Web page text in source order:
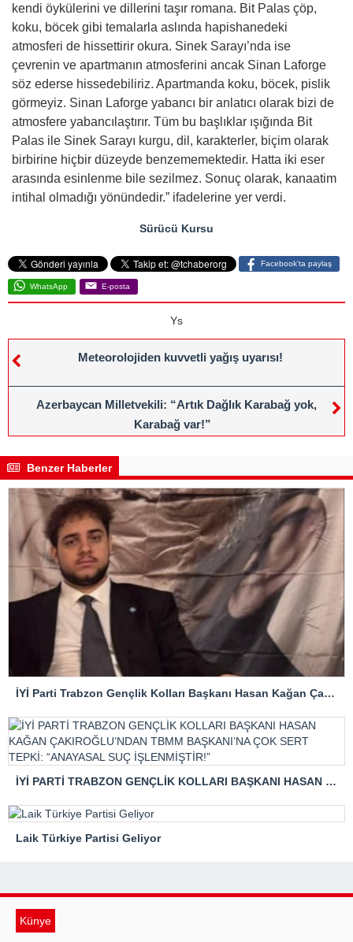
kendi öykülerini ve dillerini taşır romana. Bit Palas çöp,
koku, böcek gibi temalarla aslında hapishanedeki
atmosferi de hissettirir okura. Sinek Sarayı’nda ise
çevrenin ve apartmanın atmosferini ancak Sinan Laforge
söz ederse hissedebiliriz. Apartmanda koku, böcek, pislik
görmeyiz. Sinan Laforge yabancı bir anlatıcı olarak bizi de
atmosfere yabancılaştırır. Tüm bu başlıklar ışığında Bit
Palas ile Sinek Sarayı kurgu, dil, karakterler, biçim olarak
birbirine hiçbir düzeyde benzememektedir. Hatta iki eser
arasında esinlenme bile sezilmez. Sonuç olarak, kanaatim
intihal olmadığı yönündedir.” ifadelerine yer verdi.
Sürücü Kursu
Facebook'ta paylaş
WhatsApp E-posta
Ys
Meteorolojiden kuvvetli yağış uyarısı!
Azerbaycan Milletvekili: “Artık Dağlık Karabağ yok,
Karabağ var!”
Benzer Haberler
İYİ Parti Trabzon Gençlik Kolları Başkanı Hasan Kağan Çakıroğlu’ndan Mattia Ahmet Minguzzi Davasına Tepki
İYİ PARTİ TRABZON GENÇLİK KOLLARI BAŞKANI HASAN KAĞAN ÇAKIROĞLU’NDAN TBMM BAŞKANI’NA ÇOK SERT TEPKİ: “ANAYASAL SUÇ İŞLENMİŞTİR!”
Laik Türkiye Partisi Geliyor
Künye